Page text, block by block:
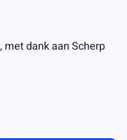
met dank aan Scherp